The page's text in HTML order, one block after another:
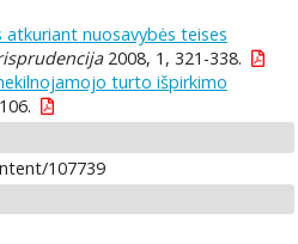
nuosavybės teises
2008, 1, 321-338.
turto išpirkimo
107739